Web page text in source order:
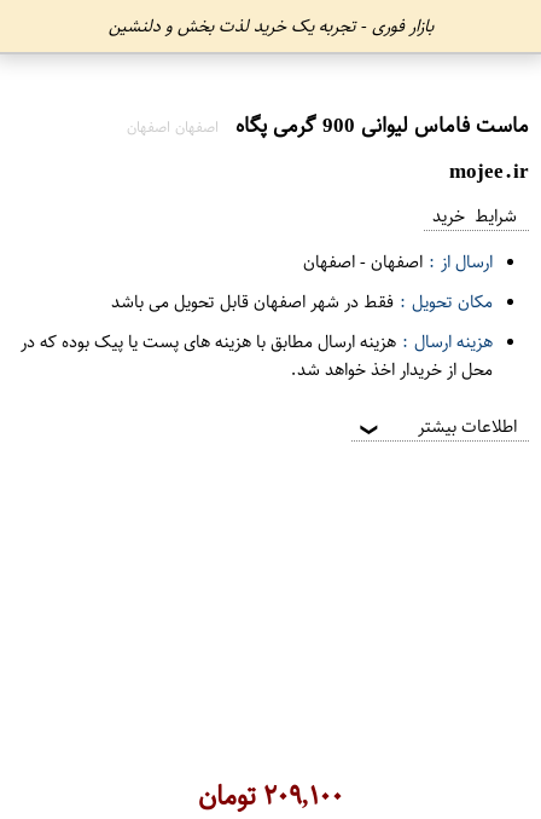
بازار فوری - تجربه یک خرید لذت بخش و دلنشین
ماست فاماس لیوانی 900 گرمی پگاه اصفهان اصفهان
mojee.ir
شرایط خرید
ارسال از : اصفهان-اصفهان
مکان تحویل : فقط در شهر اصفهان قابل تحویل می باشد
هزینه ارسال : هزینه ارسال مطابق با هزینه های پست یا پیک بوده که در
محل از خریدار اخذ خواهد شد.
اطلاعات بیشتر ❯
۲۰۹,۱۰۰تومان